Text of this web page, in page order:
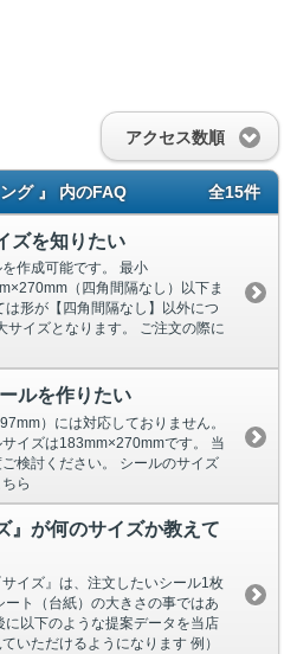
アクセス数順
グ 』 内のFAQ 全15件
ズを知りたい
作成可能です。 最小
（四角間隔なし）以下ま
形が【四角間隔なし】以外につ
イズとなります。 ご注文の際に
ルを作りたい
）には対応しておりません。
イズは183mm×270mmです。 当
検討ください。 シールのサイズ
ら
』が何のサイズか教えて
イズ』は、注文したいシール1枚
ト（台紙）の大きさの事ではあ
に以下のような提案データを当店
いただけるようになります 例）